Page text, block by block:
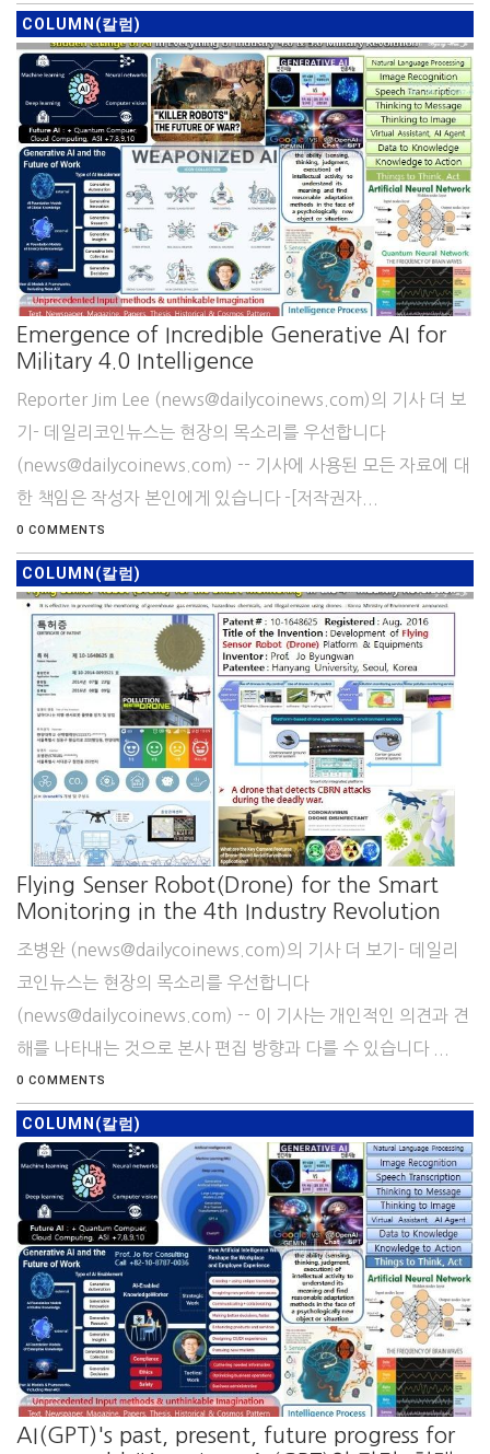
COLUMN(칼럼)
Emergence of Incredible Generative AI for
Military 4.0 Intelligence
Reporter Jim Lee (news@dailycoinews.com)의 기사 더 보
기- 데일리코인뉴스는 현장의 목소리를 우선합니다
(news@dailycoinews.com) -- 기사에 사용된 모든 자료에 대
한 책임은 작성자 본인에게 있습니다 -[저작권자...
0 COMMENTS
COLUMN(칼럼)
Flying Senser Robot(Drone) for the Smart
Monitoring in the 4th Industry Revolution
조병완 (news@dailycoinews.com)의 기사 더 보기- 데일리
코인뉴스는 현장의 목소리를 우선합니다
(news@dailycoinews.com) -- 이 기사는 개인적인 의견과 견
해를 나타내는 것으로 본사 편집 방향과 다를 수 있습니다 ...
0 COMMENTS
COLUMN(칼럼)
AI(GPT)'s past, present, future progress for